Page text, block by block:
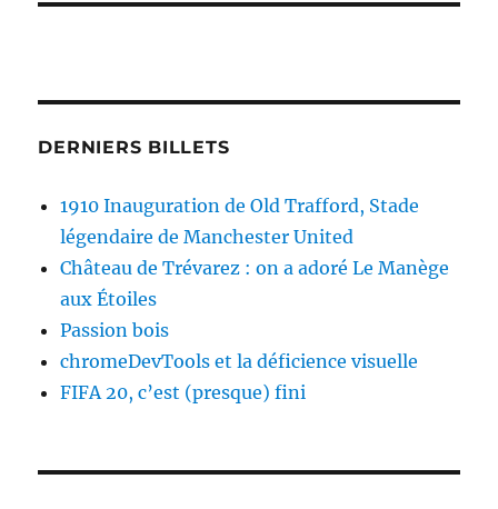
DERNIERS BILLETS
1910 Inauguration de Old Trafford, Stade
légendaire de Manchester United
Château de Trévarez : on a adoré Le Manège
aux Étoiles
Passion bois
chromeDevTools et la déficience visuelle
FIFA 20, c’est (presque) fini